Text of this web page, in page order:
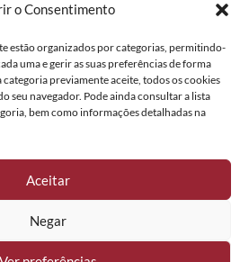
o Consentimento
estão organizados por categorias, permitindo-
uma e gerir as suas preferências de forma
previamente aceite, todos os cookies
seu navegador. Pode ainda consultar a lista
bem como informações detalhadas na
Aceitar
Negar
A História
Ementas
NEWSLETTER
Todos os direitos reservados.